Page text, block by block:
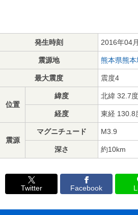
発生時刻 2016年04
震源地 熊本県熊本
最大震度 震度4
位置
緯度 北緯 32.7度
経度 東経 130.8
震源
マグニチュード M3.9
深さ 約10km
Twitter Facebook